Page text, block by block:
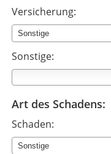
Versicherung:
Sonstige:
Art des Schadens:
Schaden: